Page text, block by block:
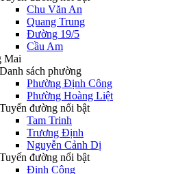
Chu Văn An
Quang Trung
Đường 19/5
Cầu Am
Mai
Danh sách phường
Phường Định Công
Phường Hoàng Liệt
Tuyến đường nổi bật
Tam Trinh
Trương Định
Nguyễn Cảnh Dị
Tuyến đường nổi bật
Định Công